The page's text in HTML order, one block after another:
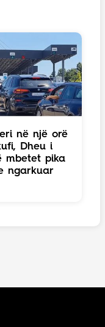
në një orë
Dheu i
mbetet pika
ngarkuar